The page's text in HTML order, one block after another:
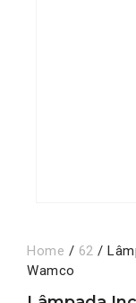
Home / 62 /
Wamco